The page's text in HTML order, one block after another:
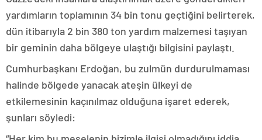
yardımların toplamının 34 bin tonu geçtiğini belirterek,
dün itibarıyla 2 bin 380 ton yardım malzemesi taşıyan
bir geminin daha bölgeye ulaştığı bilgisini paylaştı.
Cumhurbaşkanı Erdoğan, bu zulmün durdurulmaması
halinde bölgede yanacak ateşin ülkeyi de
etkilemesinin kaçınılmaz olduğuna işaret ederek,
şunları söyledi: